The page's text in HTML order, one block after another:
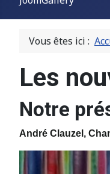
Vous êtes ici :
Les
Notre
André Clauzel,